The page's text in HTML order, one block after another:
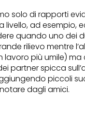
solo di rapporti
livello, ad esempio,
quando uno dei
rilievo mentre
lavoro più umile)
partner spicca
piccoli
dagli amici.